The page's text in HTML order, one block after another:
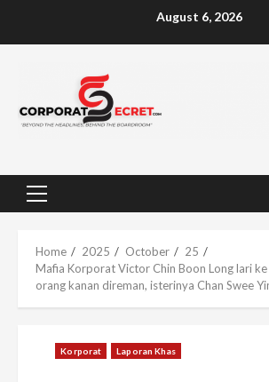
August 6, 2026
Primary
Home 2025 October
25
Mafia Korporat Victor Chin Boon Long lari ke
orang kanan direman, isterinya Chan Swee
Korporat Laporan Khas